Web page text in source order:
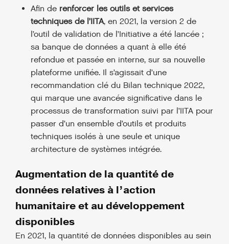
Afin de renforcer les outils et services
techniques de l’IITA, en 2021, la version 2 de
l’outil de validation de l’Initiative a été lancée ;
sa banque de données a quant à elle été
refondue et passée en interne, sur sa nouvelle
plateforme unifiée. Il s’agissait d’une
recommandation clé du Bilan technique 2022,
qui marque une avancée significative dans le
processus de transformation suivi par l’IITA pour
passer d’un ensemble d’outils et produits
techniques isolés à une seule et unique
architecture de systèmes intégrée.
Augmentation de la quantité de
données relatives à l’action
humanitaire et au développement
disponibles
En 2021, la quantité de données disponibles au sein